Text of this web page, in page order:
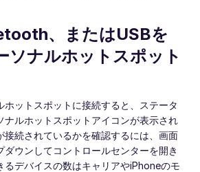
、またはUSBを
ソナルホットスポット
ホットスポットに接続すると、ステータ
ナルホットスポットアイコンが表示され
接続されているかを確認するには、画面
ダウンしてコントロールセンターを開き
るデバイスの数はキャリアやiPhoneのモ